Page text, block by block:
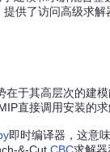
提供了访问高级求
在于其高层次的建
直接调用安装的
即时编译器，这意